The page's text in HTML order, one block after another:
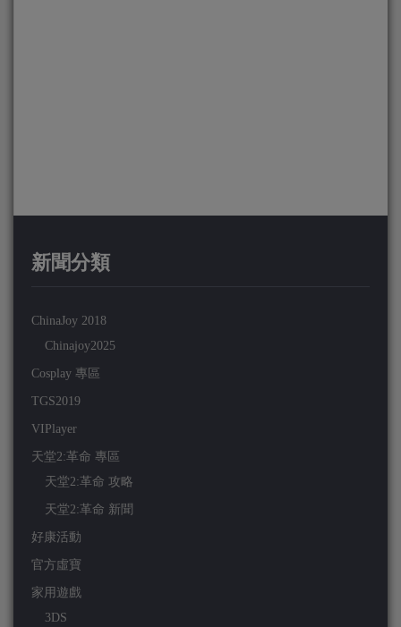
新聞分類
ChinaJoy 2018
Chinajoy2025
Cosplay 專區
TGS2019
VIPlayer
天堂2:革命 專區
天堂2:革命 攻略
天堂2:革命 新聞
好康活動
官方虛寶
家用遊戲
3DS